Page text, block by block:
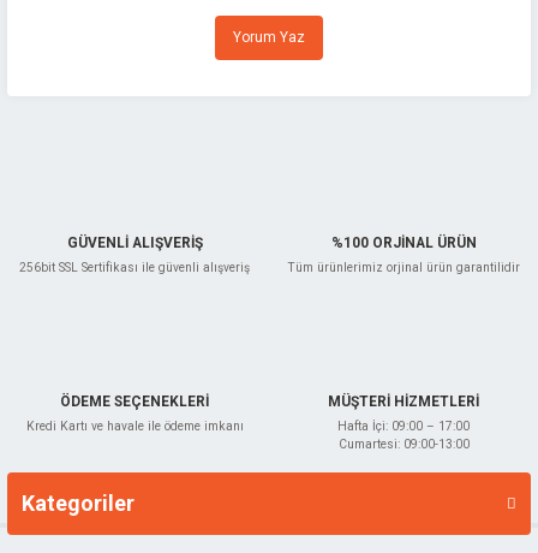
Ürün resmi kalitesiz, bozuk veya görüntülenemiyor.
Ürün açıklamasında eksik bilgiler bulunuyor.
Yorum Yaz
GÜVENLİ ALIŞVERİŞ
256bit SSL Sertifikası ile güvenli alışveriş
%100 ORJİNAL ÜRÜN
Tüm ürünlerimiz orjinal ürün garantilidir
ÖDEME SEÇENEKLERİ
Kredi Kartı ve havale ile ödeme imkanı
MÜŞTERİ HİZMETLERİ
Hafta İçi: 09:00 – 17:00
Cumartesi: 09:00-13:00
Kategoriler
Markalar